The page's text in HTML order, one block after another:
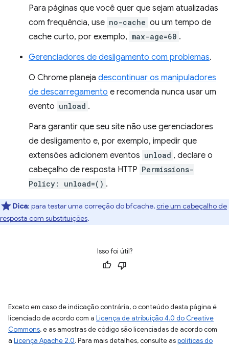
Para páginas que você quer que sejam atualizadas
com frequência, use no-cache ou um tempo de
cache curto, por exemplo, max-age=60 .
Gerenciadores de desligamento com problemas.
O Chrome planeja descontinuar os manipuladores
de descarregamento e recomenda nunca usar um
evento unload .
Para garantir que seu site não use gerenciadores
de desligamento e, por exemplo, impedir que
extensões adicionem eventos unload , declare o
cabeçalho de resposta HTTP Permissions-
Policy: unload=() .
Dica: para testar uma correção do bfcache,crie um cabeçalho de
resposta com substituições.
Isso foi útil?
Exceto em caso de indicação contrária, o conteúdo desta página é
licenciado de acordo com a Licença de atribuição 4.0 do Creative
Commons, e as amostras de código são licenciadas de acordo com
a Licença Apache 2.0. Para mais detalhes, consulte aspolíticas do